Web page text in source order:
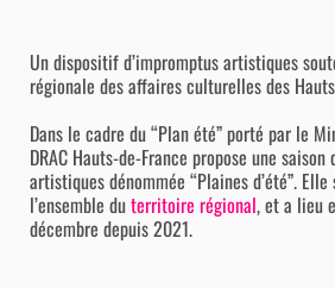
Un dispositif d’impromptus artistiques
régionale des affaires culturelles des
Dans le cadre du “Plan été” porté par le
DRAC Hauts-de-France propose une saison
artistiques dénommée “Plaines d’été”.
l’ensemble duterritoire régional, et a lieu
décembre depuis 2021.